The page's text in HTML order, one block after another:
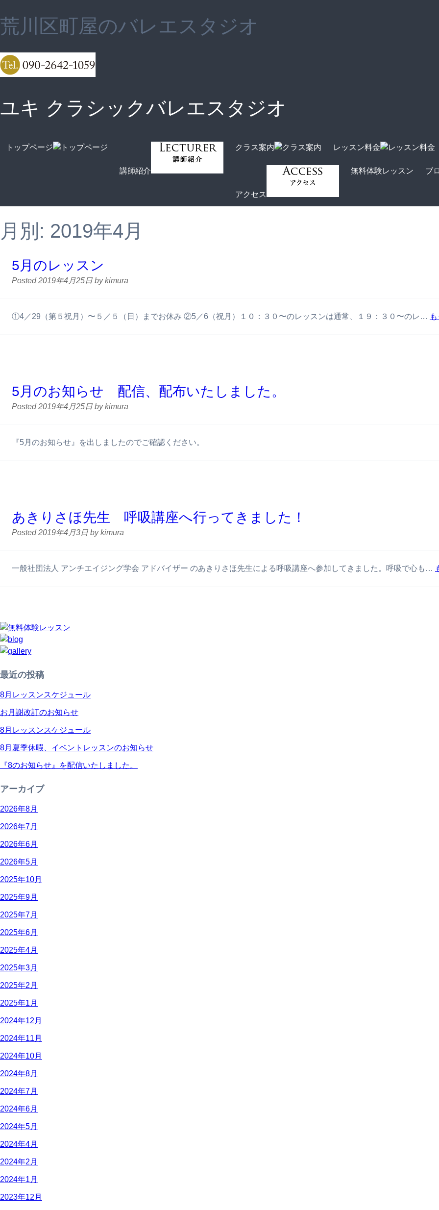
荒川区町屋のバレエスタジオ
ユキ クラシックバレエスタジオ
トップページ
講師紹介
クラス案内 レッスン料金
アクセス
無料体験レッスン ブ
月別: 2019年4月
5月のレッスン
Posted2019年4月25日 by kimura
①4／29（第５祝月）〜５／５（日）までお休み ②5／6（祝月）１０：３０〜のレッスンは通常、１９：３０〜のレ…
5月のお知らせ 配信、配布いたしました。
Posted2019年4月25日 by kimura
『5月のお知らせ』を出しましたのでご確認ください。
あきりさほ先生 呼吸講座へ行ってきました！
Posted2019年4月3日 by kimura
一般社団法人 アンチエイジング学会 アドバイザー のあきりさほ先生による呼吸講座へ参加してきました。呼吸で心も…
最近の投稿
8月レッスンスケジュール
お月謝改訂のお知らせ
8月レッスンスケジュール
8月夏季休暇、イベントレッスンのお知らせ
『8のお知らせ』を配信いたしました。
アーカイブ
2026年8月
2026年7月
2026年6月
2026年5月
2025年10月
2025年9月
2025年7月
2025年6月
2025年4月
2025年3月
2025年2月
2025年1月
2024年12月
2024年11月
2024年10月
2024年8月
2024年7月
2024年6月
2024年5月
2024年4月
2024年2月
2024年1月
2023年12月